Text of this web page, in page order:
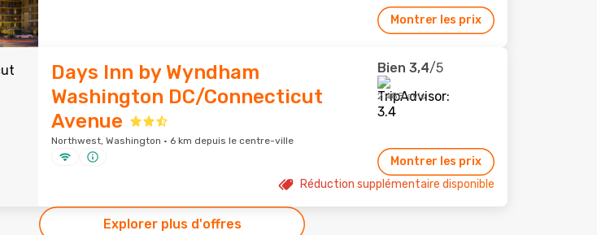
Montrer les prix
Days Inn by Wyndham
Washington DC/Connecticut
Avenue
Northwest, Washington · 6 km depuis le centre-ville
Bien 3,4/5
2 488 avis
Montrer les prix
Réduction supplémentaire disponible
Explorer plus d'offres